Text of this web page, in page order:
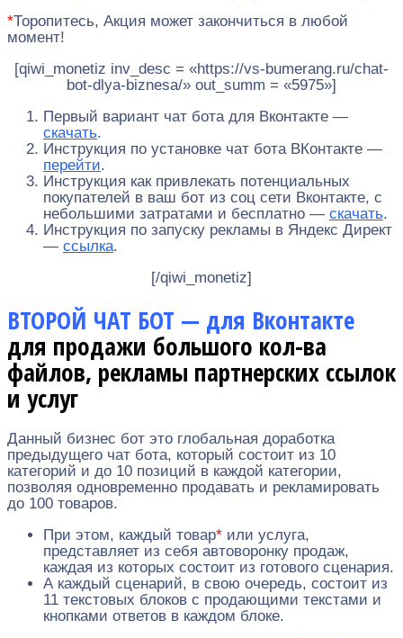
*Торопитесь, Акция может закончиться в любой
момент!
[qiwi_monetiz inv_desc = «https://vs-bumerang.ru/chat-
bot-dlya-biznesa/» out_summ = «5975»]
Первый вариант чат бота для Вконтакте —
скачать.
Инструкция по установке чат бота ВКонтакте —
перейти.
Инструкция как привлекать потенциальных
покупателей в ваш бот из соц сети Вконтакте, с
небольшими затратами и бесплатно — скачать.
Инструкция по запуску рекламы в Яндекс Директ
— ссылка.
[/qiwi_monetiz]
ВТОРОЙ ЧАТ БОТ — для Вконтакте
для продажи большого кол-ва
файлов, рекламы партнерских ссылок
и услуг
Данный бизнес бот это глобальная доработка
предыдущего чат бота, который состоит из 10
категорий и до 10 позиций в каждой категории,
позволяя одновременно продавать и рекламировать
до 100 товаров.
При этом, каждый товар* или услуга,
представляет из себя автоворонку продаж,
каждая из которых состоит из готового сценария.
А каждый сценарий, в свою очередь, состоит из
11 текстовых блоков с продающими текстами и
кнопками ответов в каждом блоке.